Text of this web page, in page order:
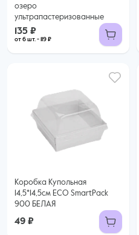
озеро
ультрапастеризованные
135 ₽
от 6 шт. - 119 ₽
Коробка Купольная
14,5*14,5см ECO SmartPack
900 БЕЛАЯ
49 ₽
45 ₽
39 ₽ за шт. при заказе от 25 шт.
Купить оптом